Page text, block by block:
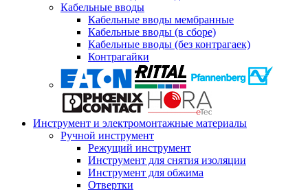
Кабельные вводы
Кабельные вводы мембранные
Кабельные вводы (в сборе)
Кабельные вводы (без контрагаек)
Контрагайки
Инструмент и электромонтажные материалы
Ручной инструмент
Режущий инструмент
Инструмент для снятия изоляции
Инструмент для обжима
Отвертки